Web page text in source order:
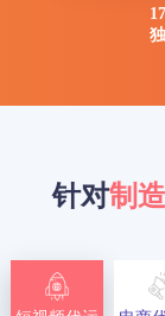
针对制